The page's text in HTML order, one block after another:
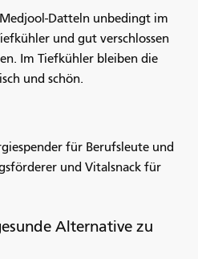
Medjool-Datteln unbedingt im
und gut verschlossen
Im Tiefkühler bleiben die
und schön.
für Berufsleute und
und Vitalsnack für
Alternative zu